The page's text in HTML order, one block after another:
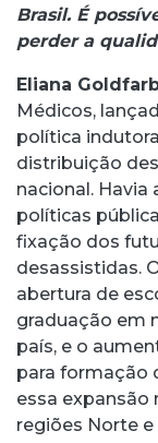
Brasil. É
perder a
Eliana
Médicos,
política
distribuição
nacional.
políticas
fixação dos
desassistidas.
abertura de
graduação em
país, e o
para formação
essa expansão
regiões Norte